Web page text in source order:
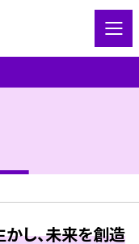
し、未来を創造